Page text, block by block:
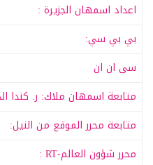
اعداد اسمهان الجزيرة :
بي بي سي:
سى ان ان
متابعة اسمهان ملاك: ر. كندا
متابعة محرر الموقع من النيل:
محرر شؤون العالم-RT :